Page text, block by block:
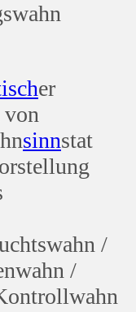
er
sinnstat
/
/